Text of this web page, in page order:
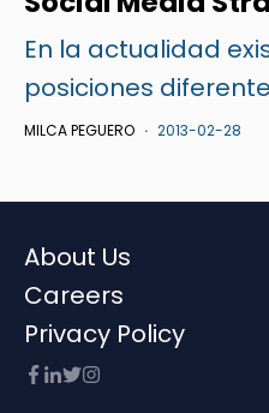
En la actualidad
posiciones
MILCA PEGUERO 2013-02-28
About Us
Careers
Privacy Policy